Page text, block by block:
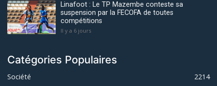
Linafoot : Le TP Mazembe conteste sa
suspension par la FECOFA de toutes
compétitions
Il y a 6 jours
Catégories Populaires
Société
2214